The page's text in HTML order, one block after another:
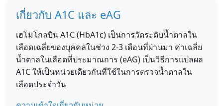
เกี่ยวกับ A1C และ eAG
เฮโมโกลบิน A1C (HbA1c) เป็นการวัดระดับน้ำตาลใน
เลือดเฉลี่ยของบุคคลในช่วง 2-3 เดือนที่ผ่านมา ค่าเฉลี่ย
น้ำตาลในเลือดที่ประมาณการ (eAG) เป็นวิธีการแปลผล
A1C ให้เป็นหน่วยเดียวกันที่ใช้ในการตรวจน้ำตาลใน
เลือดประจำวัน